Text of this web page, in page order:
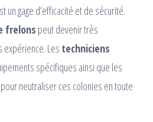
un gage d’efficacité et de sécurité.
frelons peut devenir très
expérience. Les techniciens
spécifiques ainsi que les
neutraliser ces colonies en toute